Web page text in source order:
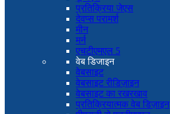
प्रतिक्रिया जेएस
देवप्स परामर्श
मीन
मर्न
एचटीएमएल 5
वेब डिजाइन
वेबसाइट
वेबसाइट रीडिज़ाइन
वेबसाइट का रखरखाव
प्रतिक्रियात्मक वेब डिज़ाइन